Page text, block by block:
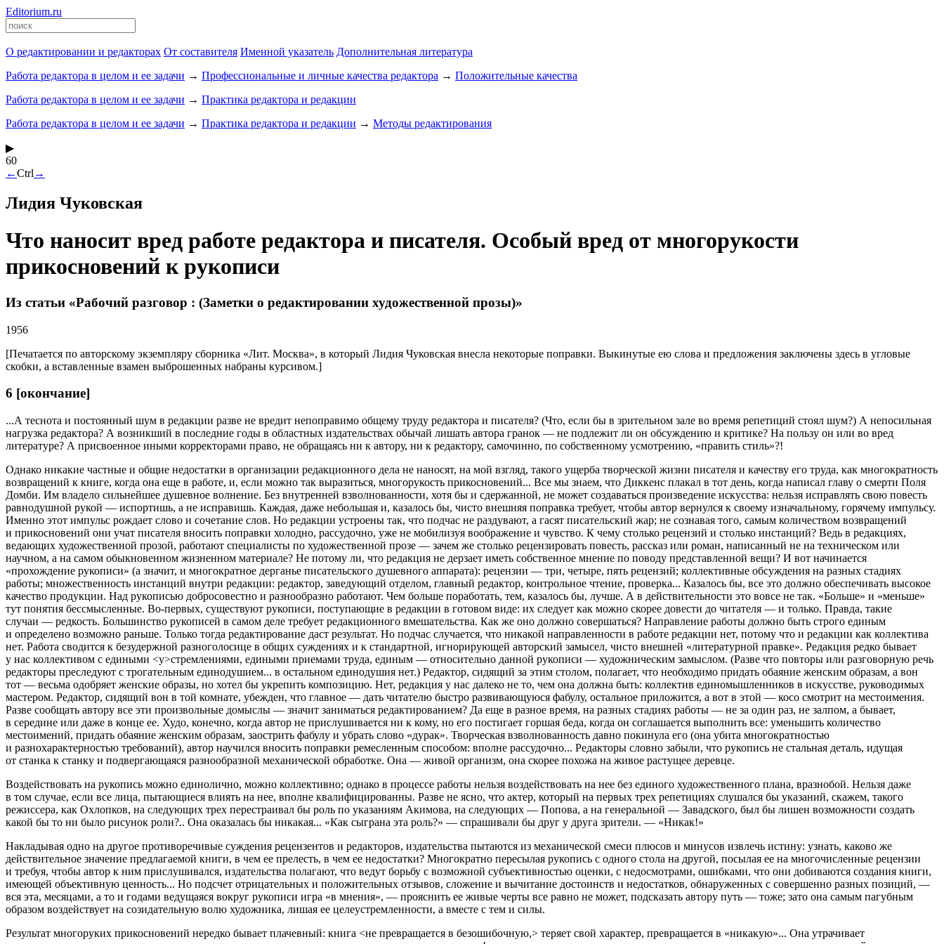
Editorium.ru
О редактировании и редакторах От составителя Именной указатель Дополнительная литература
Работа редактора в целом и ее задачи → Профессиональные и личные качества редактора → Положительные качества
Работа редактора в целом и ее задачи → Практика редактора и редакции
Работа редактора в целом и ее задачи → Практика редактора и редакции → Методы редактирования
▶
60
←Ctrl →
Лидия Чуковская
Что наносит вред работе редактора и писателя. Особый вред от многорукости
прикосновений к рукописи
Из статьи «Рабочий разговор : (Заметки о редактировании художественной прозы)»
1956
[Печатается по авторскому экземпляру cборника «Лит. Москва», в который Лидия Чуковская внесла некоторые поправки. Выкинутые ею слова и предложения заключены здесь в угловые
скобки, а вставленные взамен выброшенных набраны курсивом.]
6 [окончание]
...А теснота и постоянный шум в редакции разве не вредит непоправимо общему труду редактора и писателя? (Что, если бы в зрительном зале во время репетиций стоял шум?) А непосильная
нагрузка редактора? А возникший в последние годы в областных издательствах обычай лишать автора гранок — не подлежит ли он обсуждению и критике? На пользу он или во вред
литературе? А присвоенное иными корректорами право, не обращаясь ни к автору, ни к редактору, самочинно, по собственному усмотрению, «править стиль»?!
Однако никакие частные и общие недостатки в организации редакционного дела не наносят, на мой взгляд, такого ущерба творческой жизни писателя и качеству его труда, как многократность
возвращений к книге, когда она еще в работе, и, если можно так выразиться, многорукость прикосновений... Все мы знаем, что Диккенс плакал в тот день, когда написал главу о смерти Поля
Домби. Им владело сильнейшее душевное волнение. Без внутренней взволнованности, хотя бы и сдержанной, не может создаваться произведение искусства: нельзя исправлять свою повесть
равнодушной рукой — испортишь, а не исправишь. Каждая, даже небольшая и, казалось бы, чисто внешняя поправка требует, чтобы автор вернулся к своему изначальному, горячему импульсу.
Именно этот импульс рождает слово и сочетание слов. Но редакции устроены так, что подчас не раздувают, а гасят писательский жар; не сознавая того, самым количеством возвращений
и прикосновений они учат писателя вносить поправки холодно, рассудочно, уже не мобилизуя воображение и чувство. К чему столько рецензий и столько инстанций? Ведь в редакциях,
ведающих художественной прозой, работают специалисты по художественной прозе — зачем же столько рецензировать повесть, рассказ или роман, написанный не на техническом или
научном, а на самом обыкновенном жизненном материале? Не потому ли, что редакция не дерзает иметь собственное мнение по поводу представленной вещи? И вот начинается
«прохождение рукописи» (а значит, и многократное дерганье писательского душевного аппарата): рецензии — три, четыре, пять рецензий; коллективные обсуждения на разных стадиях
работы; множественность инстанций внутри редакции: редактор, заведующий отделом, главный редактор, контрольное чтение, проверка... Казалось бы, все это должно обеспечивать высокое
качество продукции. Над рукописью добросовестно и разнообразно работают. Чем больше поработать, тем, казалось бы, лучше. А в действительности это вовсе не так. «Больше» и «меньше»
тут понятия бессмысленные. Во-первых, существуют рукописи, поступающие в редакции в готовом виде: их следует как можно скорее довести до читателя — и только. Правда, такие
случаи — редкость. Большинство рукописей в самом деле требует редакционного вмешательства. Как же оно должно совершаться? Направление работы должно быть строго единым
и определено возможно раньше. Только тогда редактирование даст результат. Но подчас случается, что никакой направленности в работе редакции нет, потому что и редакции как коллектива
нет. Работа сводится к безудержной разноголосице в общих суждениях и к стандартной, игнорирующей авторский замысел, чисто внешней «литературной правке». Редакция редко бывает
у нас коллективом с едиными <у>стремлениями, едиными приемами труда, единым — относительно данной рукописи — художническим замыслом. (Разве что повторы или разговорную речь
редакторы преследуют с трогательным единодушием... в остальном единодушия нет.) Редактор, сидящий за этим столом, полагает, что необходимо придать обаяние женским образам, а вон
тот — весьма одобряет женские образы, но хотел бы укрепить композицию. Нет, редакция у нас далеко не то, чем она должна быть: коллектив единомышленников в искусстве, руководимых
мастером. Редактор, сидящий вон в той комнате, убежден, что главное — дать читателю быстро развивающуюся фабулу, остальное приложится, а вот в этой — косо смотрит на местоимения.
Разве сообщать автору все эти произвольные домыслы — значит заниматься редактированием? Да еще в разное время, на разных стадиях работы — не за один раз, не залпом, а бывает,
в середине или даже в конце ее. Худо, конечно, когда автор не прислушивается ни к кому, но его постигает горшая беда, когда он соглашается выполнить все: уменьшить количество
местоимений, придать обаяние женским образам, заострить фабулу и убрать слово «дурак». Творческая взволнованность давно покинула его (она убита многократностью
и разнохарактерностью требований), автор научился вносить поправки ремесленным способом: вполне рассудочно... Редакторы словно забыли, что рукопись не стальная деталь, идущая
от станка к станку и подвергающаяся разнообразной механической обработке. Она — живой организм, она скорее похожа на живое растущее деревце.
Воздействовать на рукопись можно единолично, можно коллективно; однако в процессе работы нельзя воздействовать на нее без единого художественного плана, вразнобой. Нельзя даже
в том случае, если все лица, пытающиеся влиять на нее, вполне квалифицированны. Разве не ясно, что актер, который на первых трех репетициях слушался бы указаний, скажем, такого
режиссера, как Охлопков, на следующих трех перестраивал бы роль по указаниям Акимова, на следующих — Попова, а на генеральной — Завадского, был бы лишен возможности создать
какой бы то ни было рисунок роли?.. Она оказалась бы никакая... «Как сыграна эта роль?» — спрашивали бы друг у друга зрители. — «Никак!»
Накладывая одно на другое противоречивые суждения рецензентов и редакторов, издательства пытаются из механической смеси плюсов и минусов извлечь истину: узнать, каково же
действительное значение предлагаемой книги, в чем ее прелесть, в чем ее недостатки? Многократно пересылая рукопись с одного стола на другой, посылая ее на многочисленные рецензии
и требуя, чтобы автор к ним прислушивался, издательства полагают, что ведут борьбу с возможной субъективностью оценки, с недосмотрами, ошибками, что они добиваются создания книги,
имеющей объективную ценность... Но подсчет отрицательных и положительных отзывов, сложение и вычитание достоинств и недостатков, обнаруженных с совершенно разных позиций, —
вся эта, месяцами, а то и годами ведущаяся вокруг рукописи игра «в мнения», — прояснить ее живые черты все равно не может, подсказать автору путь — тоже; зато она самым пагубным
образом воздействует на созидательную волю художника, лишая ее целеустремленности, а вместе с тем и силы.
Результат многоруких прикосновений нередко бывает плачевный: книга <не превращается в безошибочную,> теряет свой характер, превращается в «никакую»... Она утрачивает